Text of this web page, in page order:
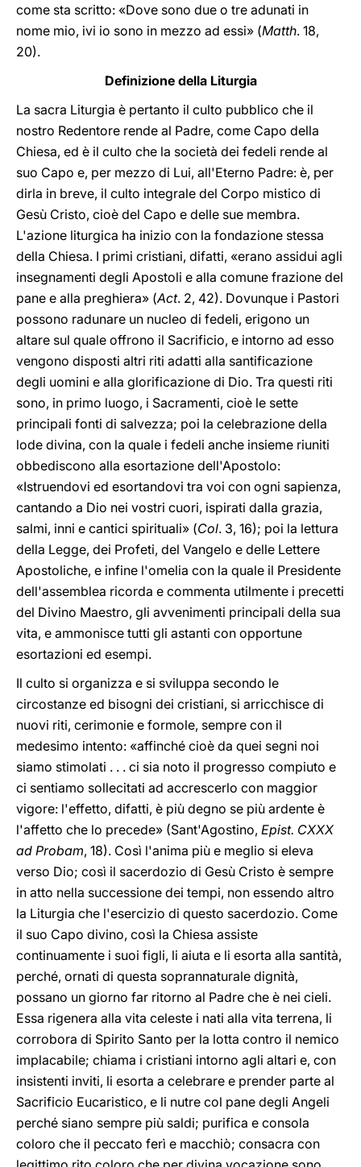
come sta scritto: «Dove sono due o tre adunati in
nome mio, ivi io sono in mezzo ad essi» (Matth. 18,
20).
Definizione della Liturgia
La sacra Liturgia è pertanto il culto pubblico che il
nostro Redentore rende al Padre, come Capo della
Chiesa, ed è il culto che la società dei fedeli rende al
suo Capo e, per mezzo di Lui, all'Eterno Padre: è, per
dirla in breve, il culto integrale del Corpo mistico di
Gesù Cristo, cioè del Capo e delle sue membra.
L'azione liturgica ha inizio con la fondazione stessa
della Chiesa. I primi cristiani, difatti, «erano assidui agli
insegnamenti degli Apostoli e alla comune frazione del
pane e alla preghiera» (Act. 2, 42). Dovunque i Pastori
possono radunare un nucleo di fedeli, erigono un
altare sul quale offrono il Sacrificio, e intorno ad esso
vengono disposti altri riti adatti alla santificazione
degli uomini e alla glorificazione di Dio. Tra questi riti
sono, in primo luogo, i Sacramenti, cioè le sette
principali fonti di salvezza; poi la celebrazione della
lode divina, con la quale i fedeli anche insieme riuniti
obbediscono alla esortazione dell'Apostolo:
«Istruendovi ed esortandovi tra voi con ogni sapienza,
cantando a Dio nei vostri cuori, ispirati dalla grazia,
salmi, inni e cantici spirituali» (Col. 3, 16); poi la lettura
della Legge, dei Profeti, del Vangelo e delle Lettere
Apostoliche, e infine l'omelia con la quale il Presidente
dell'assemblea ricorda e commenta utilmente i precetti
del Divino Maestro, gli avvenimenti principali della sua
vita, e ammonisce tutti gli astanti con opportune
esortazioni ed esempi.
Il culto si organizza e si sviluppa secondo le
circostanze ed bisogni dei cristiani, si arricchisce di
nuovi riti, cerimonie e formole, sempre con il
medesimo intento: «affinché cioè da quei segni noi
siamo stimolati . . . ci sia noto il progresso compiuto e
ci sentiamo sollecitati ad accrescerlo con maggior
vigore: l'effetto, difatti, è più degno se più ardente è
l'affetto che lo precede» (Sant'Agostino, Epist. CXXX
ad Probam, 18). Così l'anima più e meglio si eleva
verso Dio; così il sacerdozio di Gesù Cristo è sempre
in atto nella successione dei tempi, non essendo altro
la Liturgia che l'esercizio di questo sacerdozio. Come
il suo Capo divino, così la Chiesa assiste
continuamente i suoi figli, li aiuta e li esorta alla santità,
perché, ornati di questa soprannaturale dignità,
possano un giorno far ritorno al Padre che è nei cieli.
Essa rigenera alla vita celeste i nati alla vita terrena, li
corrobora di Spirito Santo per la lotta contro il nemico
implacabile; chiama i cristiani intorno agli altari e, con
insistenti inviti, li esorta a celebrare e prender parte al
Sacrificio Eucaristico, e li nutre col pane degli Angeli
perché siano sempre più saldi; purifica e consola
coloro che il peccato ferì e macchiò; consacra con